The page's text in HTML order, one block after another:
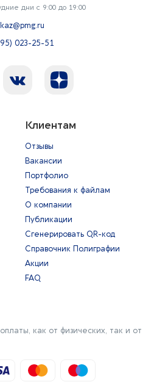
дни с 9:00 до 19:00
023-25-51
Клиентам
Отзывы
Вакансии
Портфолио
Требования к файлам
О компании
Публикации
Сгенерировать QR-код
Справочник Полиграфии
Акции
FAQ
как от физических, так и от